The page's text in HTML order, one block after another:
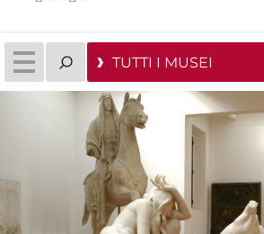
TUTTI I MUSEI